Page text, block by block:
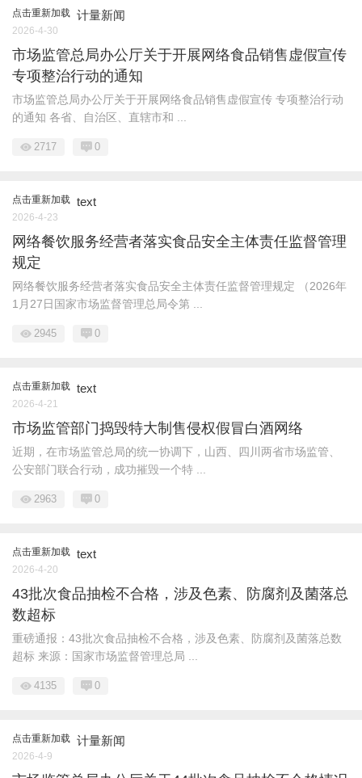
点击重新加载 计量新闻
2026-4-30
市场监管总局办公厅关于开展网络食品销售虚假宣传
专项整治行动的通知
市场监管总局办公厅关于开展网络食品销售虚假宣传 专项整治行动
的通知 各省、自治区、直辖市和 ...
2717 0
点击重新加载 text
2026-4-23
网络餐饮服务经营者落实食品安全主体责任监督管理
规定
网络餐饮服务经营者落实食品安全主体责任监督管理规定 （2026年
1月27日国家市场监督管理总局令第 ...
2945 0
点击重新加载 text
2026-4-21
市场监管部门捣毁特大制售侵权假冒白酒网络
近期，在市场监管总局的统一协调下，山西、四川两省市场监管、
公安部门联合行动，成功摧毁一个特 ...
2963 0
点击重新加载 text
2026-4-20
43批次食品抽检不合格，涉及色素、防腐剂及菌落总
数超标
重磅通报：43批次食品抽检不合格，涉及色素、防腐剂及菌落总数
超标 来源：国家市场监督管理总局 ...
4135 0
点击重新加载 计量新闻
2026-4-9